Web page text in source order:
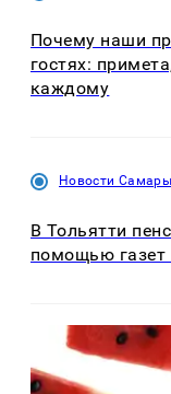
Почему наши
гостях:
каждому
Новости Самары
В Тольятти
помощью газет